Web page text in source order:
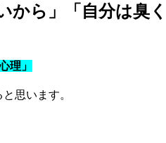
から」「自分は
理」
思います。